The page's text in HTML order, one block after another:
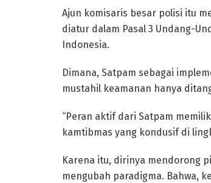
Ajun komisaris besar polisi itu
diatur dalam Pasal 3 Undang-
Indonesia.
Dimana, Satpam sebagai
mustahil keamanan hanya
“Peran aktif dari Satpam
kamtibmas yang kondusif di
Karena itu, dirinya mendorong
mengubah paradigma. Bahwa,